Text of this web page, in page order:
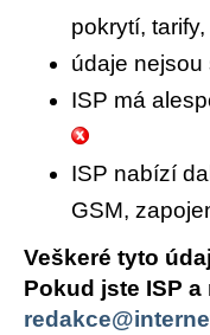
pokrytí,
údaje
ISP má
ISP nabízí
GSM,
Veškeré tyto
Pokud jste ISP